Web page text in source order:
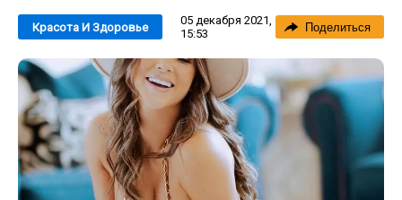
Красота И Здоровье
05 декабря 2021,
15:53
Поделиться